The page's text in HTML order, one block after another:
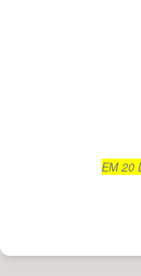
EM 20